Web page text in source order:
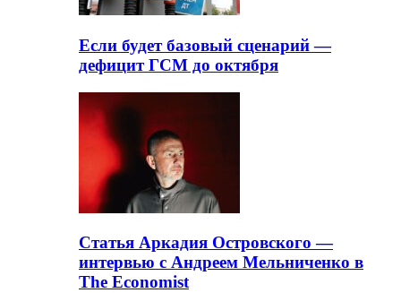
Если будет базовый сценарий —
дефицит ГСМ до октября
Статья Аркадия Островского —
интервью с Андреем Мельниченко в
The Economist